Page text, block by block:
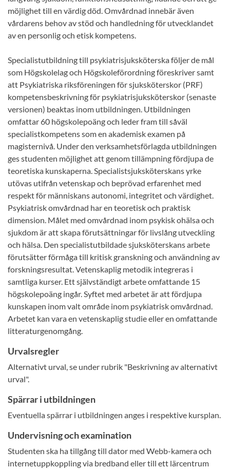
möjlighet till en värdig död. Omvårdnad innebär även
vårdarens behov av stöd och handledning för utvecklandet
av en personlig och etisk kompetens.
Specialistutbildning till psykiatrisjuksköterska följer de mål
som Högskolelag och Högskoleförordning föreskriver samt
att Psykiatriska riksföreningen för sjuksköterskor (PRF)
kompetensbeskrivning för psykiatrisjuksköterskor (senaste
versionen) beaktas inom utbildningen. Utbildningen
omfattar 60 högskolepoäng och leder fram till såväl
specialistkompetens som en akademisk examen på
magisternivå. Under den verksamhetsförlagda utbildningen
ges studenten möjlighet att genom tillämpning fördjupa de
teoretiska kunskaperna. Specialistsjuksköterskans yrke
utövas utifrån vetenskap och beprövad erfarenhet med
respekt för människans autonomi, integritet och värdighet.
Psykiatrisk omvårdnad har en teoretisk och praktisk
dimension. Målet med omvårdnad inom psykisk ohälsa och
sjukdom är att skapa förutsättningar för livslång utveckling
och hälsa. Den specialistutbildade sjuksköterskans arbete
förutsätter förmåga till kritisk granskning och användning av
forskningsresultat. Vetenskaplig metodik integreras i
samtliga kurser. Ett självständigt arbete omfattande 15
högskolepoäng ingår. Syftet med arbetet är att fördjupa
kunskapen inom valt område inom psykiatrisk omvårdnad.
Arbetet kan vara en vetenskaplig studie eller en omfattande
litteraturgenomgång.
Urvalsregler
Alternativt urval, se under rubrik "Beskrivning av alternativt
urval".
Spärrar i utbildningen
Eventuella spärrar i utbildningen anges i respektive kursplan.
Undervisning och examination
Studenten ska ha tillgång till dator med Webb-kamera och
internetuppkoppling via bredband eller till ett lärcentrum